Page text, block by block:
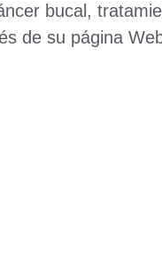
bucal,
de su página